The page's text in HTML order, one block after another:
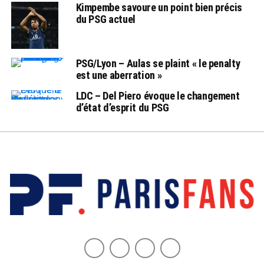
Kimpembe savoure un point bien précis
du PSG actuel
PSG/Lyon – Aulas se plaint « le penalty
est une aberration »
LDC – Del Piero évoque le changement
d’état d’esprit du PSG